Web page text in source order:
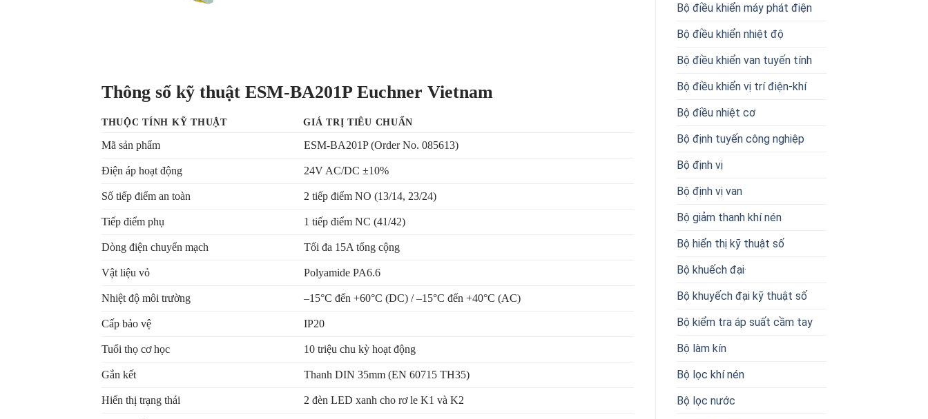
Bộ điều khiển máy phát điện
Bộ điều khiển nhiệt độ
Bộ điều khiển van tuyến tính
Bộ điều khiển vị trí điện-khí
Bộ điều nhiệt cơ
Bộ định tuyến công nghiệp
Bộ định vị
Bộ định vị van
Bộ giảm thanh khí nén
Bộ hiển thị kỹ thuật số
Bộ khuếch đại·
Bộ khuyếch đại kỹ thuật số
Bộ kiểm tra áp suất cầm tay
Bộ làm kín
Bộ lọc khí nén
Bộ lọc nước
Thông số kỹ thuật ESM-BA201P Euchner Vietnam
THUỘC TÍNH KỸ THUẬT GIÁ TRỊ TIÊU CHUẨN
Mã sản phẩm ESM-BA201P (Order No. 085613)
Điện áp hoạt động 24V AC/DC ±10%
Số tiếp điểm an toàn 2 tiếp điểm NO (13/14, 23/24)
Tiếp điểm phụ 1 tiếp điểm NC (41/42)
Dòng điện chuyển mạch Tối đa 15A tổng cộng
Vật liệu vỏ Polyamide PA6.6
Nhiệt độ môi trường –15°C đến +60°C (DC) / –15°C đến +40°C (AC)
Cấp bảo vệ IP20
Tuổi thọ cơ học 10 triệu chu kỳ hoạt động
Gắn kết Thanh DIN 35mm (EN 60715 TH35)
Hiển thị trạng thái 2 đèn LED xanh cho rơ le K1 và K2